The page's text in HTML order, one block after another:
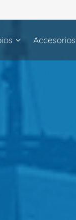
Accesorios